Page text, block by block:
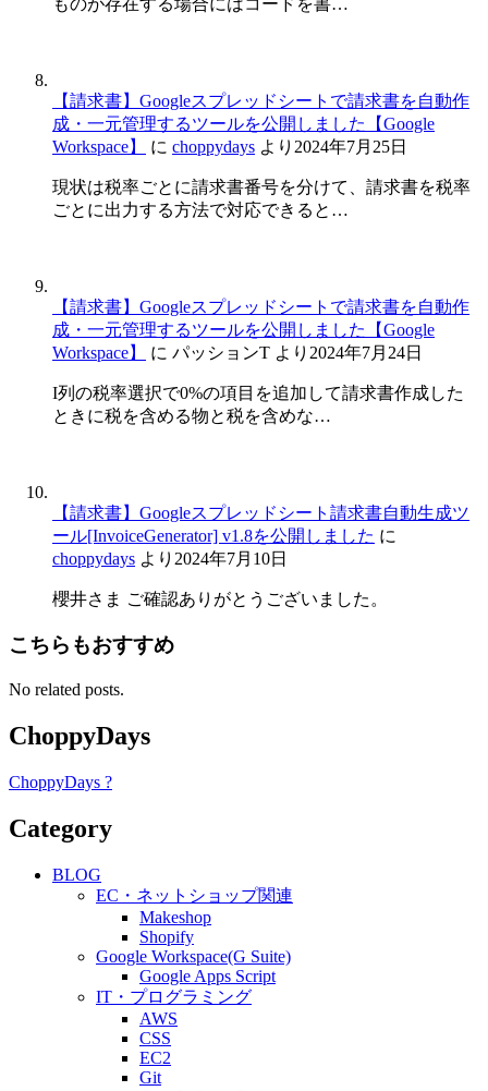
【請求書】Googleスプレッドシートで請求書を自動作
成・一元管理するツールを公開しました【Google
Workspace】
に choppydays より 2024年7月25日
現状は税率ごとに請求書番号を分けて、請求書を税率
ごとに出力する方法で対応できると…
【請求書】Googleスプレッドシートで請求書を自動作
成・一元管理するツールを公開しました【Google
Workspace】
に パッションT より 2024年7月24日
I列の税率選択で0%の項目を追加して請求書作成した
ときに税を含める物と税を含めな…
【請求書】Googleスプレッドシート請求書自動生成ツ
ール[InvoiceGenerator] v1.8を公開しました に
choppydays より 2024年7月10日
櫻井さま ご確認ありがとうございました。
こちらもおすすめ
No related posts.
ChoppyDays
ChoppyDays ?
Category
BLOG
EC・ネットショップ関連
Makeshop
Shopify
Google Workspace(G Suite)
Google Apps Script
IT・プログラミング
AWS
CSS
EC2
Git